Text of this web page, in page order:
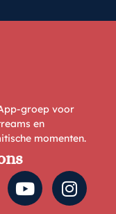
groep voor
en
momenten.